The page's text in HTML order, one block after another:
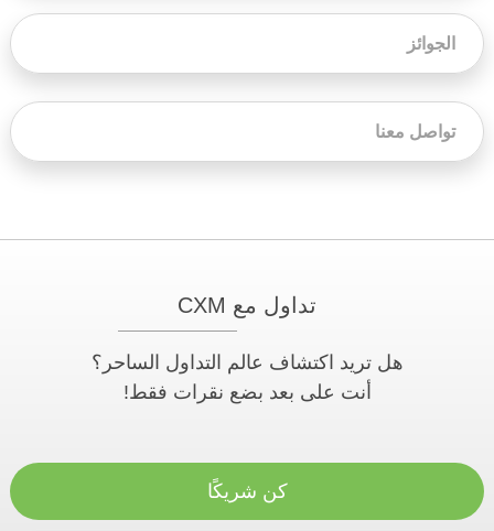
الجوائز
تواصل معنا
تداول مع CXM
هل تريد اكتشاف عالم التداول الساحر؟
أنت على بعد بضع نقرات فقط!
كن شريكًا